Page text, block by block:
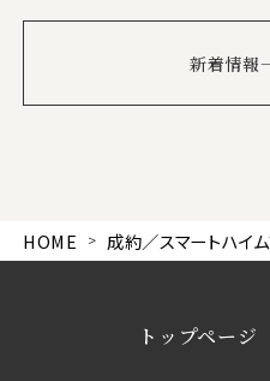
新着情報
HOME 成約／スマートハイ
トップページ